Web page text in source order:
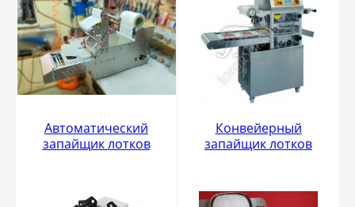
Автоматический
запайщик лотков
Конвейерный
запайщик лотков